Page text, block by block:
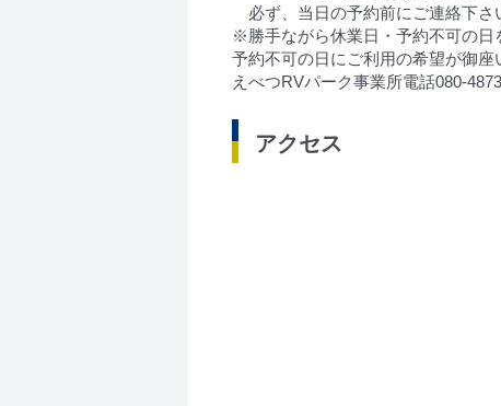
必ず、当日の予約前にご連絡下さ
※勝手ながら休業日・予約不可の日
予約不可の日にご利用の希望が御座
えべつRVパーク事業所電話080-
アクセス